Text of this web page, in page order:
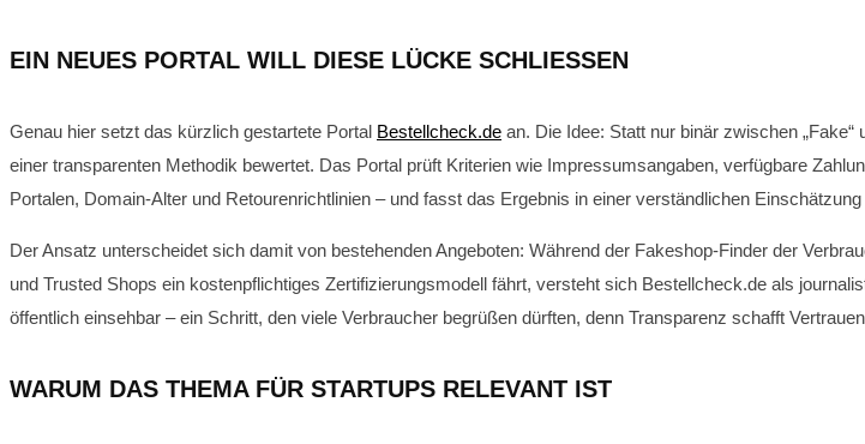
EIN NEUES PORTAL WILL DIESE LÜCKE SCHLIESSEN
Genau hier setzt das kürzlich gestartete Portal Bestellcheck.de an. Die Idee: Statt nur binär zwischen
einer transparenten Methodik bewertet. Das Portal prüft Kriterien wie Impressumsangaben, verfügbare
Portalen, Domain-Alter und Retourenrichtlinien – und fasst das Ergebnis in einer verständlichen
Der Ansatz unterscheidet sich damit von bestehenden Angeboten: Während der Fakeshop-Finder der
und Trusted Shops ein kostenpflichtiges Zertifizierungsmodell fährt, versteht sich Bestellcheck.de als
öffentlich einsehbar – ein Schritt, den viele Verbraucher begrüßen dürften, denn Transparenz schafft
WARUM DAS THEMA FÜR STARTUPS RELEVANT IST